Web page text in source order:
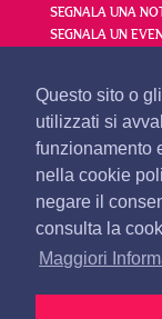
Questo sito o
utilizzati si
funzionamento
nella cookie
negare il
consulta la
Maggiori
SEGNALA UNA
SEGNALA UN
REDAZIONE